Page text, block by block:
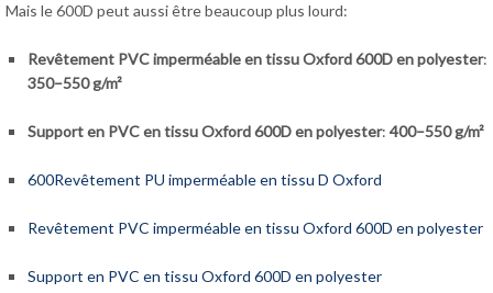
Mais le 600D peut aussi être beaucoup plus lourd:
Revêtement PVC imperméable en tissu Oxford 600D en polyester:
350–550 g/m²
Support en PVC en tissu Oxford 600D en polyester: 400–550 g/m²
600Revêtement PU imperméable en tissu D Oxford
Revêtement PVC imperméable en tissu Oxford 600D en polyester
Support en PVC en tissu Oxford 600D en polyester